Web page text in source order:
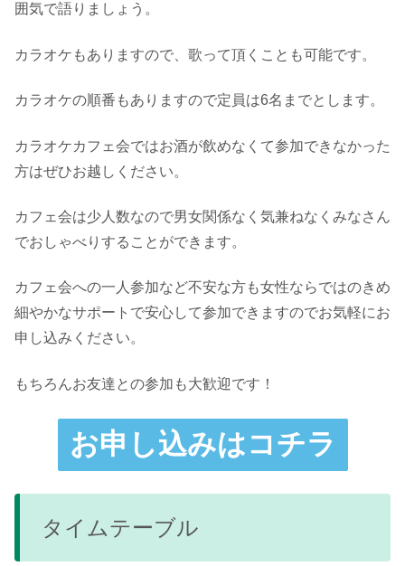
囲気で語りましょう。
カラオケもありますので、歌って頂くことも可能です。
カラオケの順番もありますので定員は6名までとします。
カラオケカフェ会ではお酒が飲めなくて参加できなかった
方はぜひお越しください。
カフェ会は少人数なので男女関係なく気兼ねなくみなさん
でおしゃべりすることができます。
カフェ会への一人参加など不安な方も女性ならではのきめ
細やかなサポートで安心して参加できますのでお気軽にお
申し込みください。
もちろんお友達との参加も大歓迎です！
お申し込みはコチラ
タイムテーブル